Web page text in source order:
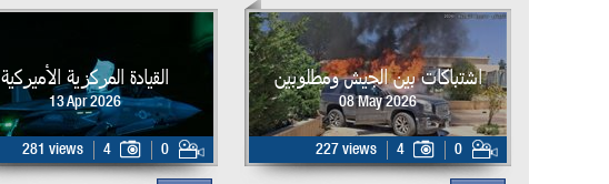
اشتباكات بين الجيش ومطلوبين
08 May 2026
227 views 4 0
القيادة المركزية الأميركية
13 Apr 2026
281 views 4 0